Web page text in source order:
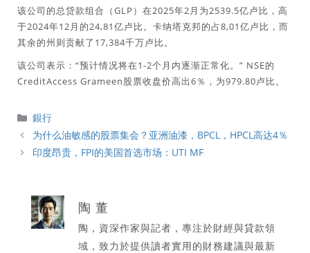
该公司的总贷款组合（GLP）在2025年2月为2539.5亿卢比，高
于2024年12月的24,81亿卢比。卡纳塔克邦的占8,01亿卢比，而
其余的州则贡献了17,384千万卢比。
该公司表示：“预计情况将在1-2个月内逐渐正常化。” NSE的
CreditAccess Grameen股票收盘价高出6％，为979.80卢比。
分
類
銀行
为什么油敏感的股票集会？亚洲油漆，BPCL，HPCL高达4％
印度昂贵，FPI的美国首选市场：UTI MF
陶 董
陶，資深作家與記者，專注於財經與貸款領
域，致力於提供讀者實用的財務建議與最新